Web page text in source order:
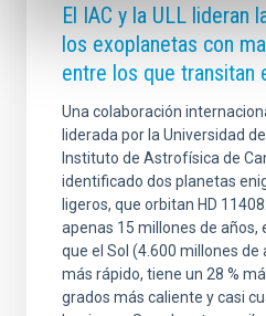
El IAC y la ULL lideran
los exoplanetas con
entre los que transitan
Una colaboración
liderada por la Universidad
Instituto de Astrofísica de
identificado dos planetas
ligeros, que orbitan HD
apenas 15 millones de años,
que el Sol (4.600 millones de
más rápido, tiene un 28 %
grados más caliente y casi